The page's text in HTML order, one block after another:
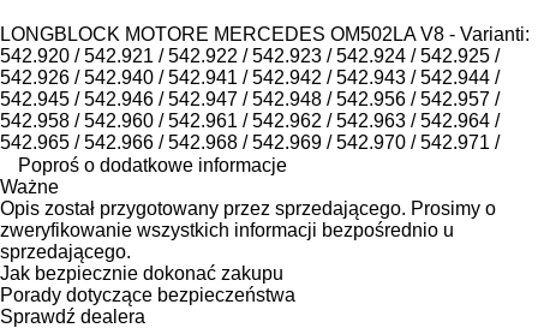
LONGBLOCK MOTORE MERCEDES OM502LA V8 - Varianti:
542.920 / 542.921 / 542.922 / 542.923 / 542.924 / 542.925 /
542.926 / 542.940 / 542.941 / 542.942 / 542.943 / 542.944 /
542.945 / 542.946 / 542.947 / 542.948 / 542.956 / 542.957 /
542.958 / 542.960 / 542.961 / 542.962 / 542.963 / 542.964 /
542.965 / 542.966 / 542.968 / 542.969 / 542.970 / 542.971 /
Poproś o dodatkowe informacje
Ważne
Opis został przygotowany przez sprzedającego. Prosimy o
zweryfikowanie wszystkich informacji bezpośrednio u
sprzedającego.
Jak bezpiecznie dokonać zakupu
Porady dotyczące bezpieczeństwa
Sprawdź dealera